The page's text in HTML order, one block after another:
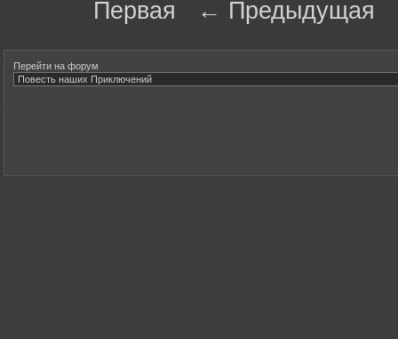
Первая ←
Перейти на форум